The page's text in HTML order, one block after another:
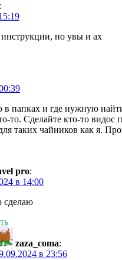
:
но увы и ах
в папках и где нужную
то. Сделайте кто-то видос
таких чайников как я.
pro:
в 14:00
сделаю
zaza_coma:
в 23:56